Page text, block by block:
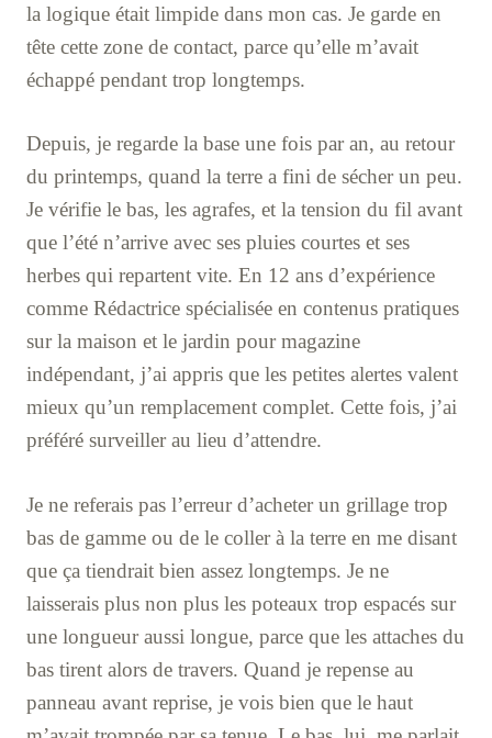
la logique était limpide dans mon cas. Je garde en
tête cette zone de contact, parce qu’elle m’avait
échappé pendant trop longtemps.
Depuis, je regarde la base une fois par an, au retour
du printemps, quand la terre a fini de sécher un peu.
Je vérifie le bas, les agrafes, et la tension du fil avant
que l’été n’arrive avec ses pluies courtes et ses
herbes qui repartent vite. En 12 ans d’expérience
comme Rédactrice spécialisée en contenus pratiques
sur la maison et le jardin pour magazine
indépendant, j’ai appris que les petites alertes valent
mieux qu’un remplacement complet. Cette fois, j’ai
préféré surveiller au lieu d’attendre.
Je ne referais pas l’erreur d’acheter un grillage trop
bas de gamme ou de le coller à la terre en me disant
que ça tiendrait bien assez longtemps. Je ne
laisserais plus non plus les poteaux trop espacés sur
une longueur aussi longue, parce que les attaches du
bas tirent alors de travers. Quand je repense au
panneau avant reprise, je vois bien que le haut